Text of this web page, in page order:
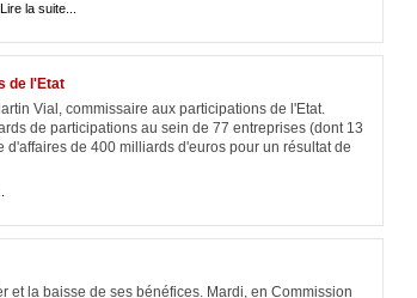
Lire la suite...
de l'Etat
Vial, commissaire aux participations de l'Etat.
de participations au sein de 77 entreprises (dont 13
de 400 milliards d'euros pour un résultat de
et la baisse de ses bénéfices. Mardi, en Commission